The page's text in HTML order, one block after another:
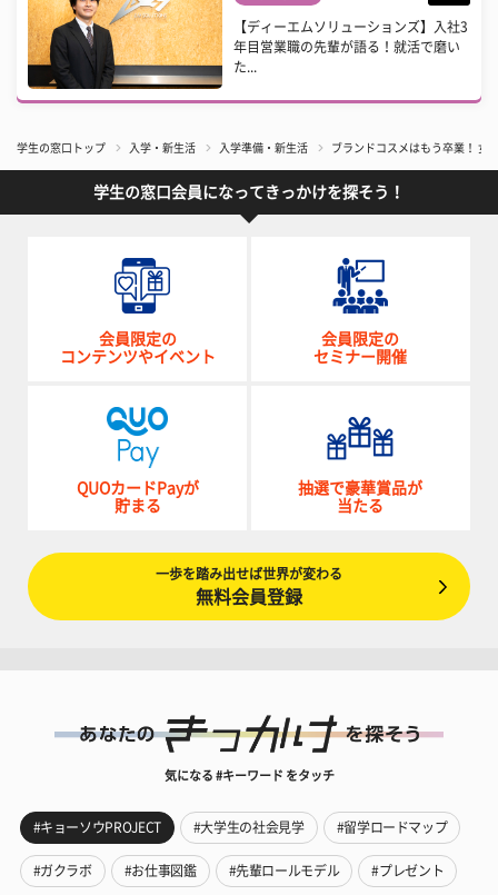
【ディーエムソリューションズ】入社3
年目営業職の先輩が語る！就活で磨い
た...
学生の窓口トップ 入学・新生活 入学準備・新生活 ブランドコスメはもう卒業！ 女
学生の窓口会員になってきっかけを探そう！
会員限定の
コンテンツやイベント
会員限定の
セミナー開催
QUOカードPayが
貯まる
抽選で豪華賞品が
当たる
一歩を踏み出せば世界が変わる
無料会員登録
気になる #キーワード をタッチ
#キョーソウPROJECT #大学生の社会見学 #留学ロードマップ
#ガクラボ #お仕事図鑑 #先輩ロールモデル #プレゼント